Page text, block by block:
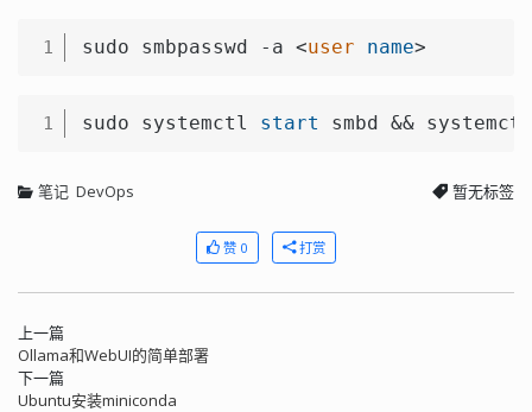
1 sudo smbpasswd -a <user name>
1 sudo systemctl start smbd &&
笔记 DevOps 暂无标签
赞 0 打赏
上一篇
Ollama和WebUI的简单部署
下一篇
Ubuntu安装miniconda